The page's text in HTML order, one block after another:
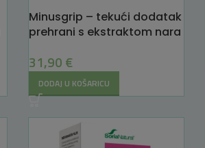
Minusgrip – tekući dodatak
prehrani s ekstraktom nara
Natural
31,90 €
DODAJ U KOŠARICU